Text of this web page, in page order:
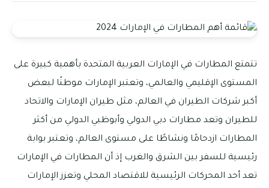
تتمتع المطارات في الإمارات العربية المتحدة بأهمية كبيرة على
المستوى الإقليمي والعالمي، وتعتبر الإمارات موطنًا لبعض
أكبر شركات الطيران في العالم، مثل طيران الإمارات والاتحاد
للطيران وتعد مطارات دبي الدولي وأبوظبي الدولي من أكثر
المطارات ازدحامًا ونشاطًا على مستوى العالم، وتعتبر بوابة
رئيسية للسفر بين الشرق والغرب إذ أن المطارات في الإمارات
تعد أحد المحركات الرئيسية للاقتصاد المحلي وتعزز الإمارات